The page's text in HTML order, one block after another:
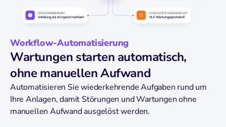
Workflow-Automatisierung
Wartungen starten automatisch,
ohne manuellen Aufwand
Automatisieren Sie wiederkehrende Aufgaben rund um
Ihre Anlagen, damit Störungen und Wartungen ohne
manuellen Aufwand ausgelöst werden.